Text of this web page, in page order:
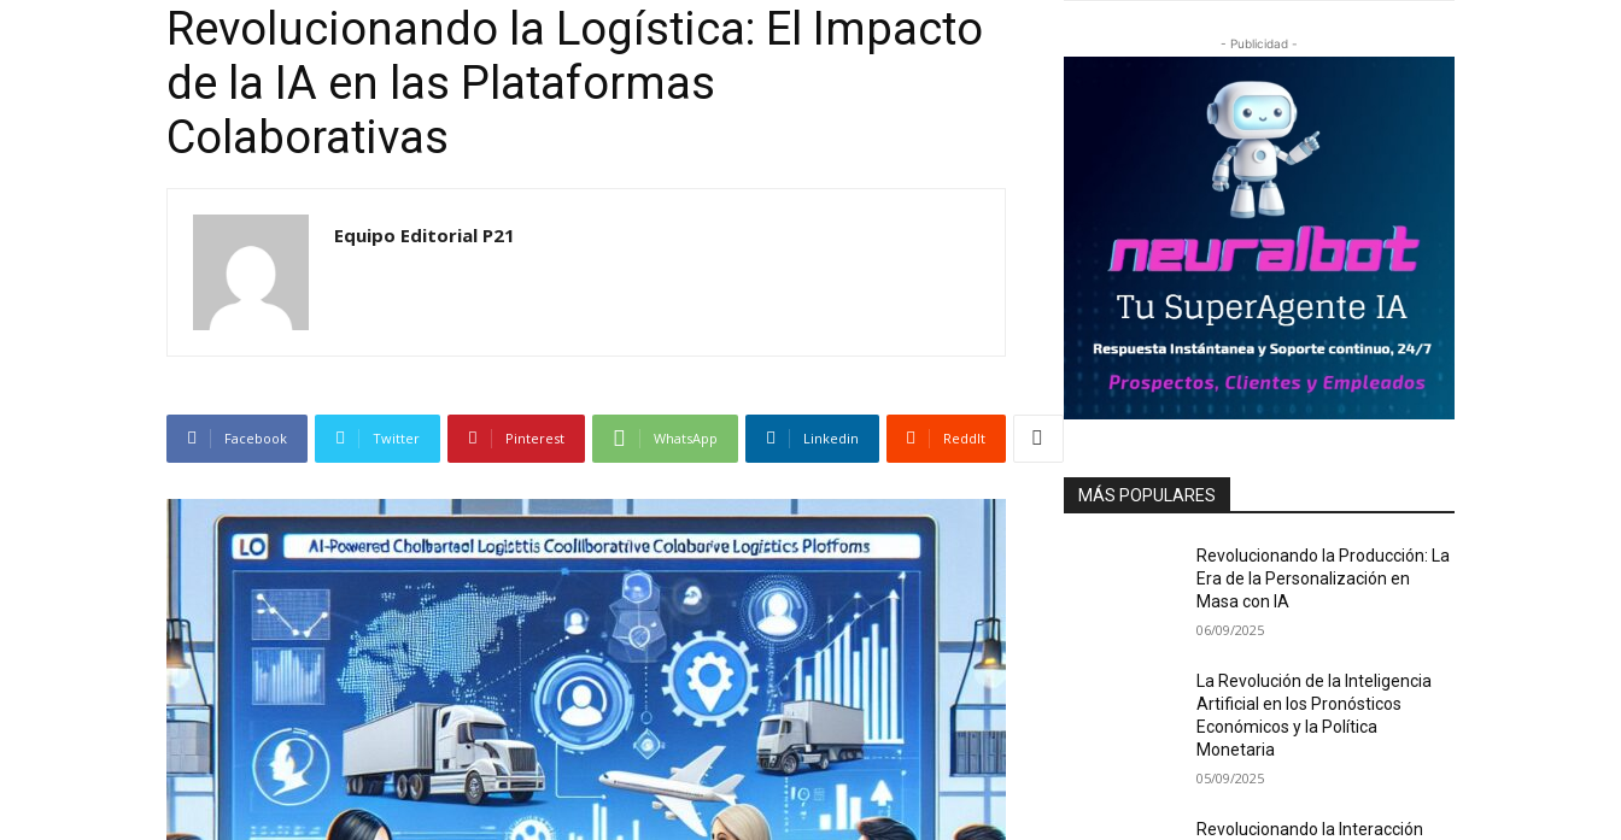
Revolucionando la Logística: El Impacto
de la IA en las Plataformas
Colaborativas
Equipo Editorial P21
Facebook Twitter Pinterest WhatsApp Linkedin ReddIt
- Publicidad -
MÁS POPULARES
Revolucionando la Producción: La
Era de la Personalización en
Masa con IA
06/09/2025
La Revolución de la Inteligencia
Artificial en los Pronósticos
Económicos y la Política
Monetaria
05/09/2025
Revolucionando la Interacción